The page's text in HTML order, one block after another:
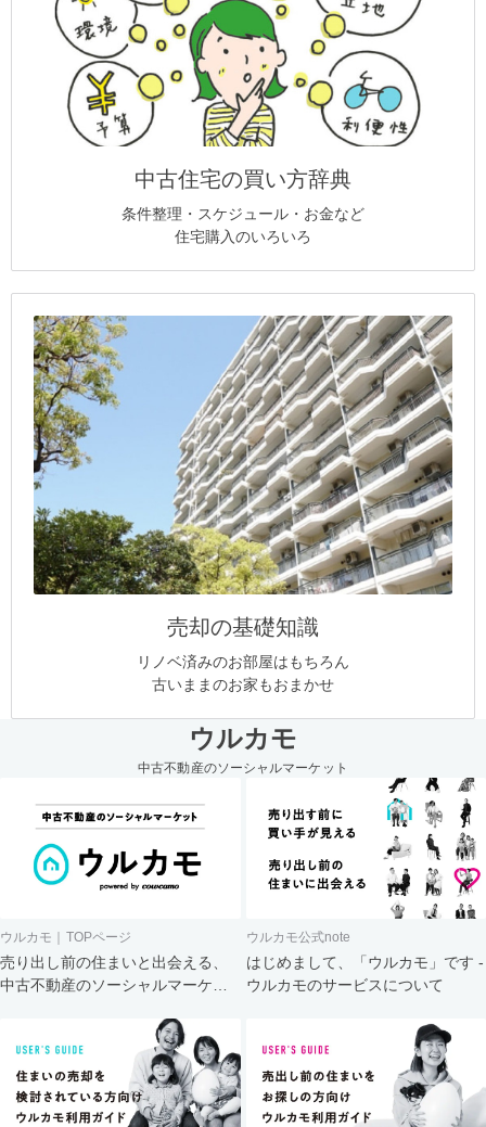
中古住宅の買い方辞典
条件整理・スケジュール・お金など
住宅購入のいろいろ
売却の基礎知識
リノベ済みのお部屋はもちろん
古いままのお家もおまかせ
ウルカモ
中古不動産のソーシャルマーケット
ウルカモ｜TOPページ
売り出し前の住まいと出会える、
中古不動産のソーシャルマーケッ
ウルカモ公式note
はじめまして、「ウルカモ」です -
ウルカモのサービスについて